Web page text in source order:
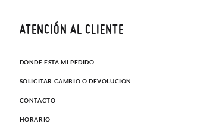
ATENCIÓN AL CLIENTE
DONDE ESTÁ MI PEDIDO
SOLICITAR CAMBIO O DEVOLUCIÓN
CONTACTO
HORARIO